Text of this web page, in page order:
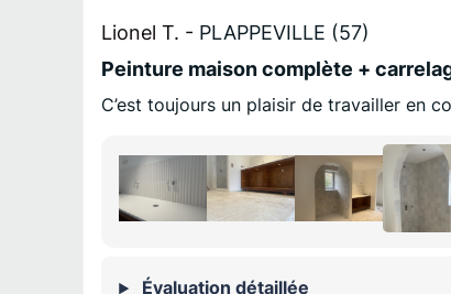
Lionel T. - PLAPPEVILLE (57)
Peinture maison complète +
C’est toujours un plaisir de travailler en
Évaluation détaillée